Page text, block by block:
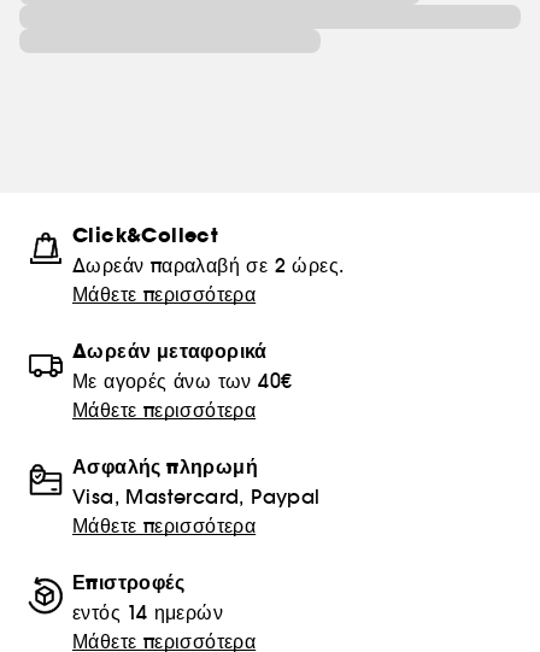
Click&Collect
Δωρεάν παραλαβή σε 2 ώρες.
Μάθετε περισσότερα
Δωρεάν μεταφορικά
Με αγορές άνω των 40€
Μάθετε περισσότερα
Ασφαλής πληρωμή
Visa, Mastercard, Paypal
Μάθετε περισσότερα
Επιστροφές
εντός 14 ημερών
Μάθετε περισσότερα